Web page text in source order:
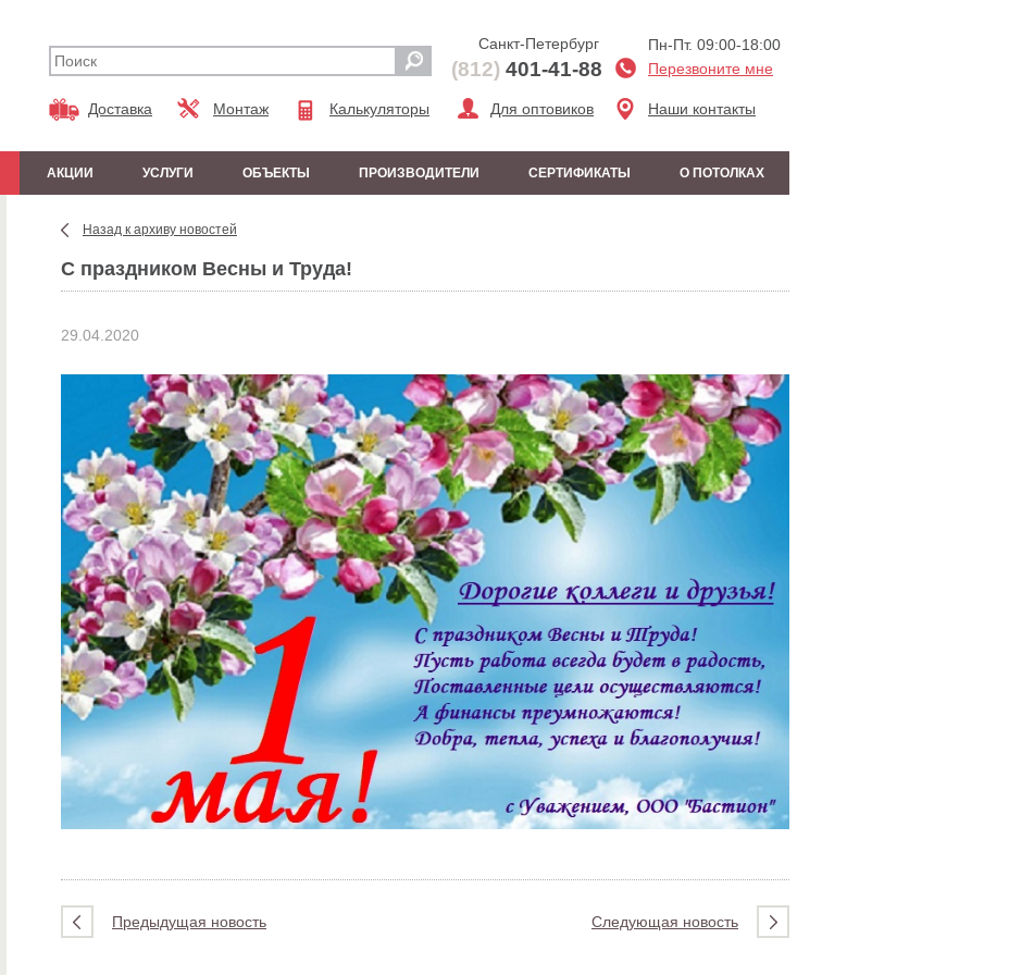
Доставка Монтаж Калькуляторы Для оптовиков
Пн-Пт. 09:00-18:00
Перезвоните мне
Наши контакты
Санкт-Петербург
(812) 401-41-88
АКЦИИ УСЛУГИ ОБЪЕКТЫ ПРОИЗВОДИТЕЛИ СЕРТИФИКАТЫ О ПОТОЛКАХ
Назад к архиву новостей
С праздником Весны и Труда!
29.04.2020
Следующая новость
Предыдущая новость